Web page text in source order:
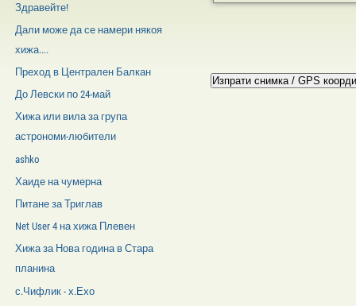
Здравейте!
Дали може да се намери някоя
хижа....
Преход в Централен Балкан
До Левски по 24-май
Хижа или вила за група
астрономи-любители
ashko
Хаиде на чумерна
Питане за Триглав
Net User 4 на хижа Плевен
Хижа за Нова година в Стара
планина
с.Чифлик - х.Ехо